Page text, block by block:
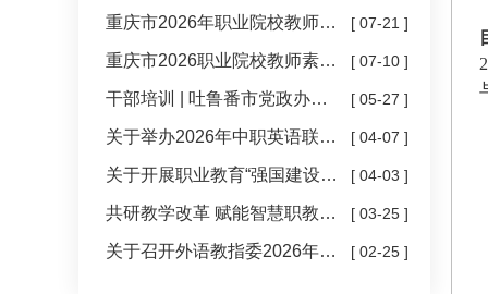
教科研能力提升培训、国际化
能力提升培训顺利开班
——中高职教科研、中职公共
基础课和高职英语顺利开班
重庆市2026年职业院校教师素
通改革创新能力提升高级研修
顺利结业
[ 07-21 ]
重庆市2026职业院校教师素质
改革创新能力提升高级研修顺
利开班
[ 07-10 ]
干部培训 | 吐鲁番市党政办公
业
[ 05-27 ]
关于举办2026年中职英语联合
[ 04-07 ]
关于开展职业教育“强国建设，
知
[ 04-03 ]
共研教学改革 赋能智慧职教
学改革研讨会成功举办
[ 03-25 ]
关于召开外语教指委2026年度
[ 02-25 ]